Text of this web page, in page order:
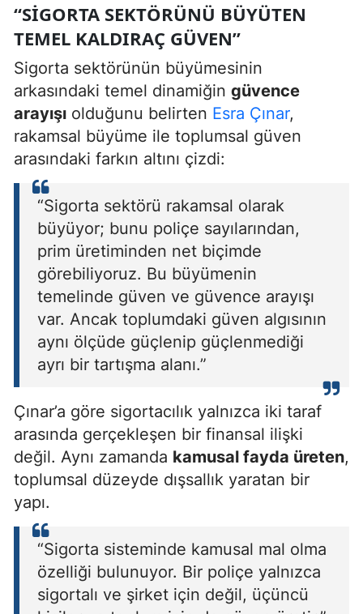
“SIGORTA SEKTÖRÜNÜ BÜYÜTEN
TEMEL KALDIRAÇ GÜVEN”
Sigorta sektörünün büyümesinin
arkasındaki temel dinamiğin güvence
arayışı olduğunu belirten Esra Çınar,
rakamsal büyüme ile toplumsal güven
arasındaki farkın altını çizdi:
“Sigorta sektörü rakamsal olarak
büyüyor; bunu poliçe sayılarından,
prim üretiminden net biçimde
görebiliyoruz. Bu büyümenin
temelinde güven ve güvence arayışı
var. Ancak toplumdaki güven algısının
aynı ölçüde güçlenip güçlenmediği
ayrı bir tartışma alanı.”
Çınar’a göre sigortacılık yalnızca iki taraf
arasında gerçekleşen bir finansal ilişki
değil. Aynı zamanda kamusal fayda üreten,
toplumsal düzeyde dışsallık yaratan bir
yapı.
“Sigorta sisteminde kamusal mal olma
özelliği bulunuyor. Bir poliçe yalnızca
sigortalı ve şirket için değil, üçüncü